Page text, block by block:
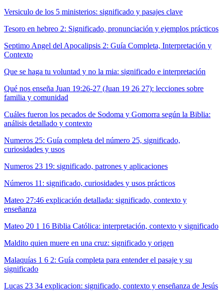
Versiculo de los 5 ministerios: significado y pasajes clave
Tesoro en hebreo 2: Significado, pronunciación y ejemplos prácticos
Septimo Angel del Apocalipsis 2: Guía Completa, Interpretación y
Contexto
Que se haga tu voluntad y no la mia: significado e interpretación
Qué nos enseña Juan 19:26-27 (Juan 19 26 27): lecciones sobre
familia y comunidad
Cuáles fueron los pecados de Sodoma y Gomorra según la Biblia:
análisis detallado y contexto
Numeros 25: Guía completa del número 25, significado,
curiosidades y usos
Numeros 23 19: significado, patrones y aplicaciones
Números 11: significado, curiosidades y usos prácticos
Mateo 27:46 explicación detallada: significado, contexto y
enseñanza
Mateo 20 1 16 Biblia Católica: interpretación, contexto y significado
Maldito quien muere en una cruz: significado y origen
Malaquías 1 6 2: Guía completa para entender el pasaje y su
significado
Lucas 23 34 explicacion: significado, contexto y enseñanza de Jesús